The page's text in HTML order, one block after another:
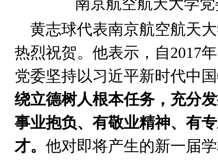
黄志球代表南京航空航天
热烈祝贺。他表示，自2017
党委坚持以习近平新时代中
绕立德树人根本任务，充分
事业抱负、有敬业精神、有
才。 他对即将产生的新一届